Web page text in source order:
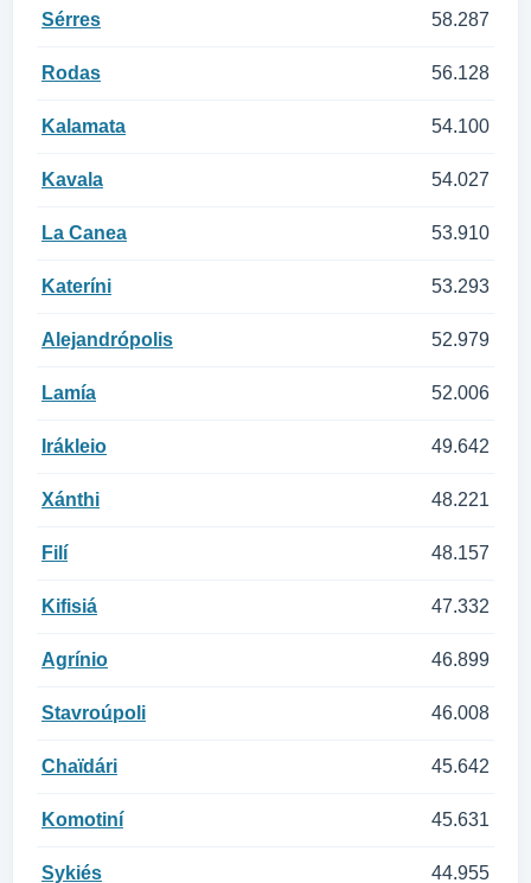
Sérres 58.287
Rodas 56.128
Kalamata 54.100
Kavala 54.027
La Canea 53.910
Kateríni 53.293
Alejandrópolis 52.979
Lamía 52.006
Irákleio 49.642
Xánthi 48.221
Filí 48.157
Kifisiá 47.332
Agrínio 46.899
Stavroúpoli 46.008
Chaïdári 45.642
Komotiní 45.631
Sykiés 44.955